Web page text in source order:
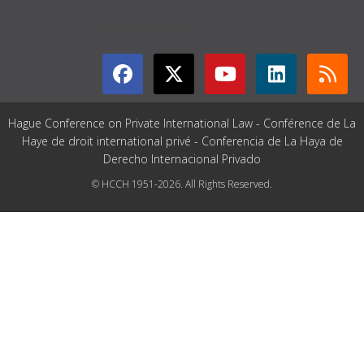
Hague Conference on Private International Law - Conférence de La
Haye de droit international privé - Conferencia de La Haya de
Derecho Internacional Privado
© HCCH 1951-2026. All Rights Reserved.